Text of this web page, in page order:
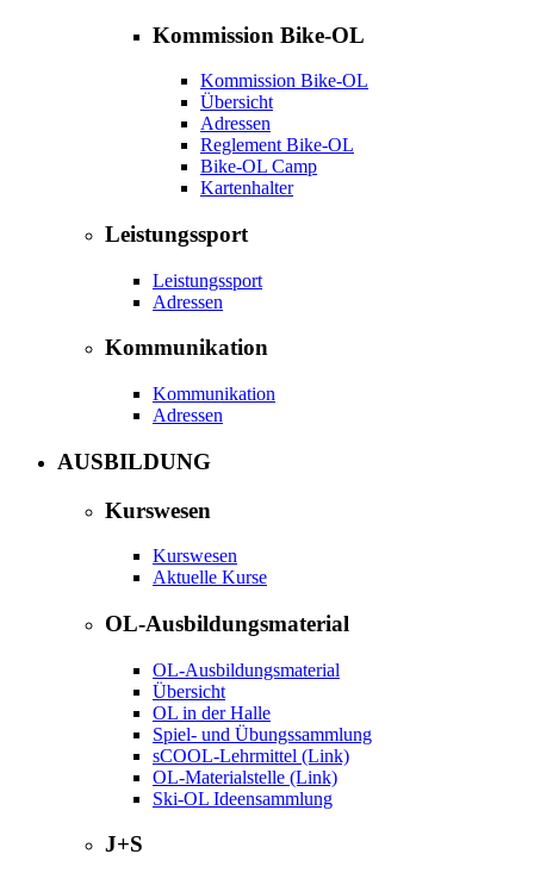
Kommission Bike-OL
Kommission Bike-OL
Übersicht
Adressen
Reglement Bike-OL
Bike-OL Camp
Kartenhalter
Leistungssport
Leistungssport
Adressen
Kommunikation
Kommunikation
Adressen
AUSBILDUNG
Kurswesen
Kurswesen
Aktuelle Kurse
OL-Ausbildungsmaterial
OL-Ausbildungsmaterial
Übersicht
OL in der Halle
Spiel- und Übungssammlung
sCOOL-Lehrmittel (Link)
OL-Materialstelle (Link)
Ski-OL Ideensammlung
J+S